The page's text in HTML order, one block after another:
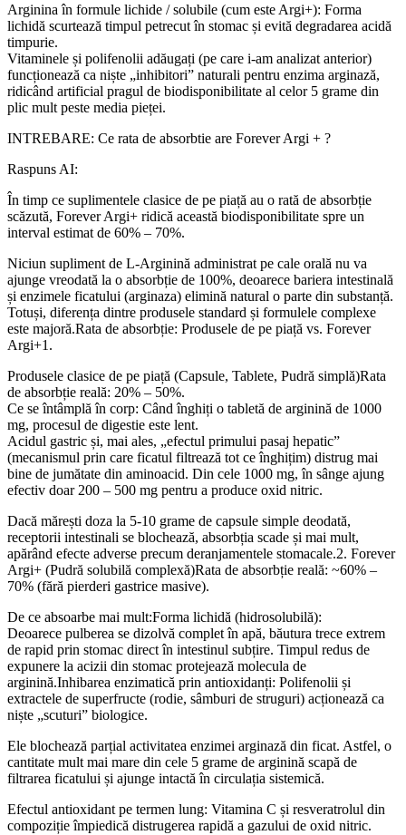
Arginina în formule lichide / solubile (cum este Argi+): Forma
lichidă scurtează timpul petrecut în stomac și evită degradarea acidă
timpurie.
Vitaminele și polifenolii adăugați (pe care i-am analizat anterior)
funcționează ca niște „inhibitori” naturali pentru enzima arginază,
ridicând artificial pragul de biodisponibilitate al celor 5 grame din
plic mult peste media pieței.
INTREBARE: Ce rata de absorbtie are Forever Argi + ?
Raspuns AI:
În timp ce suplimentele clasice de pe piață au o rată de absorbție
scăzută, Forever Argi+ ridică această biodisponibilitate spre un
interval estimat de 60% – 70%.
Niciun supliment de L-Arginină administrat pe cale orală nu va
ajunge vreodată la o absorbție de 100%, deoarece bariera intestinală
și enzimele ficatului (arginaza) elimină natural o parte din substanță.
Totuși, diferența dintre produsele standard și formulele complexe
este majoră.Rata de absorbție: Produsele de pe piață vs. Forever
Argi+1.
Produsele clasice de pe piață (Capsule, Tablete, Pudră simplă)Rata
de absorbție reală: 20% – 50%.
Ce se întâmplă în corp: Când înghiți o tabletă de arginină de 1000
mg, procesul de digestie este lent.
Acidul gastric și, mai ales, „efectul primului pasaj hepatic”
(mecanismul prin care ficatul filtrează tot ce înghițim) distrug mai
bine de jumătate din aminoacid. Din cele 1000 mg, în sânge ajung
efectiv doar 200 – 500 mg pentru a produce oxid nitric.
Dacă mărești doza la 5-10 grame de capsule simple deodată,
receptorii intestinali se blochează, absorbția scade și mai mult,
apărând efecte adverse precum deranjamentele stomacale.2. Forever
Argi+ (Pudră solubilă complexă)Rata de absorbție reală: ~60% –
70% (fără pierderi gastrice masive).
De ce absoarbe mai mult:Forma lichidă (hidrosolubilă):
Deoarece pulberea se dizolvă complet în apă, băutura trece extrem
de rapid prin stomac direct în intestinul subțire. Timpul redus de
expunere la acizii din stomac protejează molecula de
arginină.Inhibarea enzimatică prin antioxidanți: Polifenolii și
extractele de superfructe (rodie, sâmburi de struguri) acționează ca
niște „scuturi” biologice.
Ele blochează parțial activitatea enzimei arginază din ficat. Astfel, o
cantitate mult mai mare din cele 5 grame de arginină scapă de
filtrarea ficatului și ajunge intactă în circulația sistemică.
Efectul antioxidant pe termen lung: Vitamina C și resveratrolul din
compoziție împiedică distrugerea rapidă a gazului de oxid nitric.